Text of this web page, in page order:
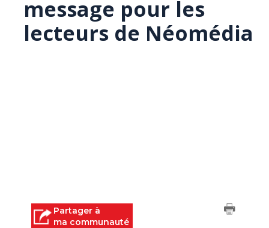
message pour les
lecteurs de Néomédia
Partager à
ma communauté